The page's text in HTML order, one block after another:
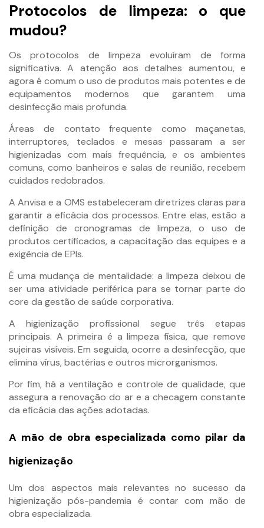
Protocolos de limpeza: o que
mudou?
Os protocolos de limpeza evoluíram de forma
significativa. A atenção aos detalhes aumentou, e
agora é comum o uso de produtos mais potentes e de
equipamentos modernos que garantem uma
desinfecção mais profunda.
Áreas de contato frequente como maçanetas,
interruptores, teclados e mesas passaram a ser
higienizadas com mais frequência, e os ambientes
comuns, como banheiros e salas de reunião, recebem
cuidados redobrados.
A Anvisa e a OMS estabeleceram diretrizes claras para
garantir a eficácia dos processos. Entre elas, estão a
definição de cronogramas de limpeza, o uso de
produtos certificados, a capacitação das equipes e a
exigência de EPIs.
É uma mudança de mentalidade: a limpeza deixou de
ser uma atividade periférica para se tornar parte do
core da gestão de saúde corporativa.
A higienização profissional segue três etapas
principais. A primeira é a limpeza física, que remove
sujeiras visíveis. Em seguida, ocorre a desinfecção, que
elimina vírus, bactérias e outros microrganismos.
Por fim, há a ventilação e controle de qualidade, que
assegura a renovação do ar e a checagem constante
da eficácia das ações adotadas.
A mão de obra especializada como pilar da
higienização
Um dos aspectos mais relevantes no sucesso da
higienização pós-pandemia é contar com mão de
obra especializada.